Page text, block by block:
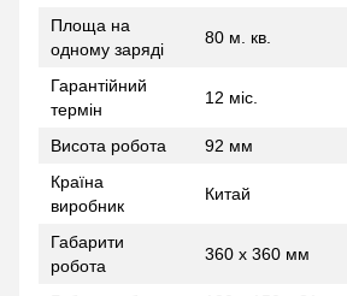
Площа на
одному заряді
80 м. кв.
Гарантійний
термін
12 міс.
Висота робота
92 мм
Країна
виробник
Китай
Габарити
робота
360 х 360 мм